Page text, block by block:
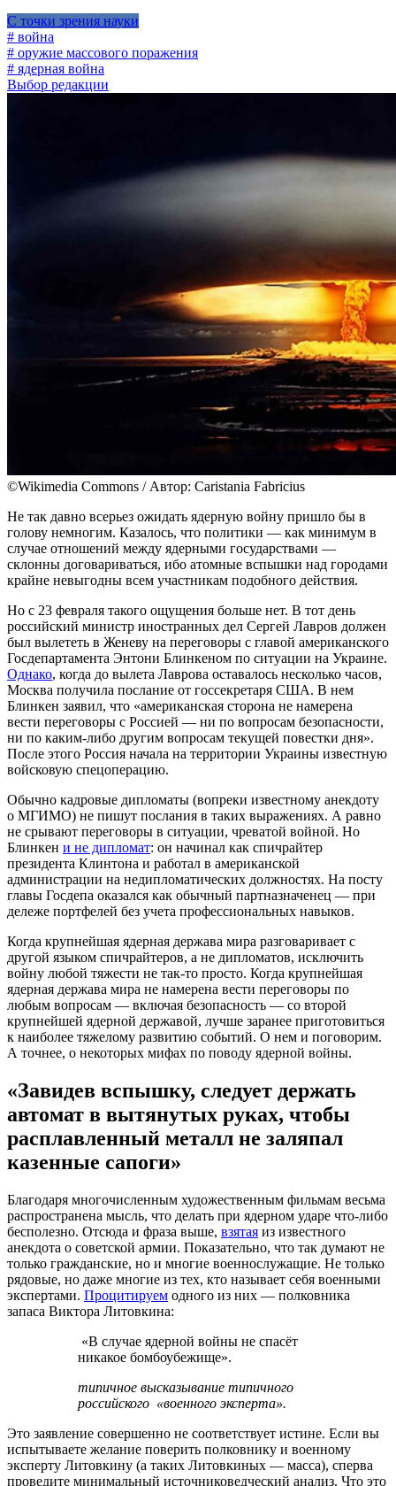
С точки зрения науки
# война
# оружие массового поражения
# ядерная война
Выбор редакции
©Wikimedia Commons / Автор: Caristania Fabricius
Не так давно всерьез ожидать ядерную войну пришло бы в
голову немногим. Казалось, что политики — как минимум в
случае отношений между ядерными государствами —
склонны договариваться, ибо атомные вспышки над городами
крайне невыгодны всем участникам подобного действия.
Но с 23 февраля такого ощущения больше нет. В тот день
российский министр иностранных дел Сергей Лавров должен
был вылететь в Женеву на переговоры с главой американского
Госдепартамента Энтони Блинкеном по ситуации на Украине.
Однако, когда до вылета Лаврова оставалось несколько часов,
Москва получила послание от госсекретаря США. В нем
Блинкен заявил, что «американская сторона не намерена
вести переговоры с Россией — ни по вопросам безопасности,
ни по каким-либо другим вопросам текущей повестки дня».
После этого Россия начала на территории Украины известную
войсковую спецоперацию.
Обычно кадровые дипломаты (вопреки известному анекдоту
о МГИМО) не пишут послания в таких выражениях. А равно
не срывают переговоры в ситуации, чреватой войной. Но
Блинкен и не дипломат: он начинал как спичрайтер
президента Клинтона и работал в американской
администрации на недипломатических должностях. На посту
главы Госдепа оказался как обычный партназначенец — при
дележе портфелей без учета профессиональных навыков.
Когда крупнейшая ядерная держава мира разговаривает с
другой языком спичрайтеров, а не дипломатов, исключить
войну любой тяжести не так-то просто. Когда крупнейшая
ядерная держава мира не намерена вести переговоры по
любым вопросам — включая безопасность — со второй
крупнейшей ядерной державой, лучше заранее приготовиться
к наиболее тяжелому развитию событий. О нем и поговорим.
А точнее, о некоторых мифах по поводу ядерной войны.
«Завидев вспышку, следует держать
автомат в вытянутых руках, чтобы
расплавленный металл не заляпал
казенные сапоги»
Благодаря многочисленным художественным фильмам весьма
распространена мысль, что делать при ядерном ударе что-либо
бесполезно. Отсюда и фраза выше, взятая из известного
анекдота о советской армии. Показательно, что так думают не
только гражданские, но и многие военнослужащие. Не только
рядовые, но даже многие из тех, кто называет себя военными
экспертами. Процитируем одного из них — полковника
запаса Виктора Литовкина:
«В случае ядерной войны не спасёт
никакое бомбоубежище».
типичное высказывание типичного
российского «военного эксперта».
Это заявление совершенно не соответствует истине. Если вы
испытываете желание поверить полковнику и военному
эксперту Литовкину (а таких Литовкиных — масса), сперва
проведите минимальный источниковедческий анализ. Что это